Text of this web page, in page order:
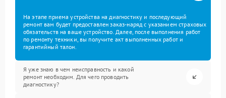
На этапе приема устройства на диагностику и последующий
ремонт вам будет предоставлен заказ-наряд с указанием страховых
обязательств на ваше устройство. Далее, после выполнения работ
по ремонту техники, вы получите акт выполненных работ и
гарантийный талон.
Я уже знаю в чем неисправность и какой
ремонт необходим. Для чего проводить
диагностику?